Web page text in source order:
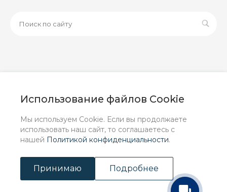
Использование файлов Cookie
Мы используем Cookie. Если вы продолжаете
использовать наш сайт, то соглашаетесь с
нашей Политикой конфиденциальности.
Принимаю Подробнее
информационный характер и ни при каких условиях не
положениями Статьи 437 (2) ГК РФ.